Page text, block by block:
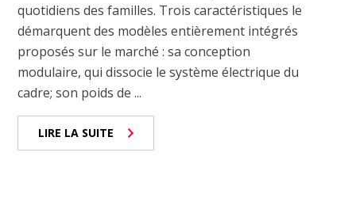
quotidiens des familles. Trois caractéristiques le
démarquent des modèles entièrement intégrés
proposés sur le marché : sa conception
modulaire, qui dissocie le système électrique du
cadre; son poids de ...
LIRE LA SUITE